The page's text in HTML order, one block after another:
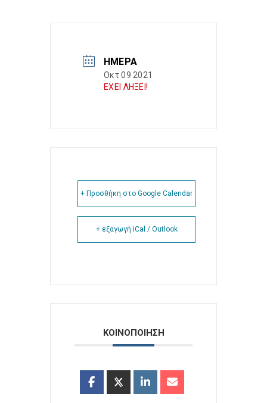
ΗΜΈΡΑ
Οκτ 09 2021
ΕΧΕΙ ΛΗΞΕΙ!
+ Προσθήκη στο Google Calendar
+ εξαγωγή iCal / Outlook
ΚΟΙΝΟΠΟΙΗΣΗ